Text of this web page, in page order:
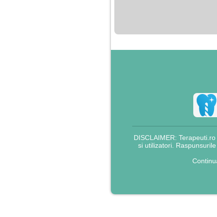
pentru bani.
DISCLAIMER:
si utilizatori.